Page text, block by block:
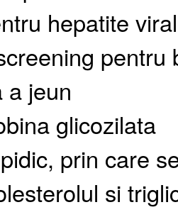
hepatite
pentru
a jeun
glicozilata
prin care
si